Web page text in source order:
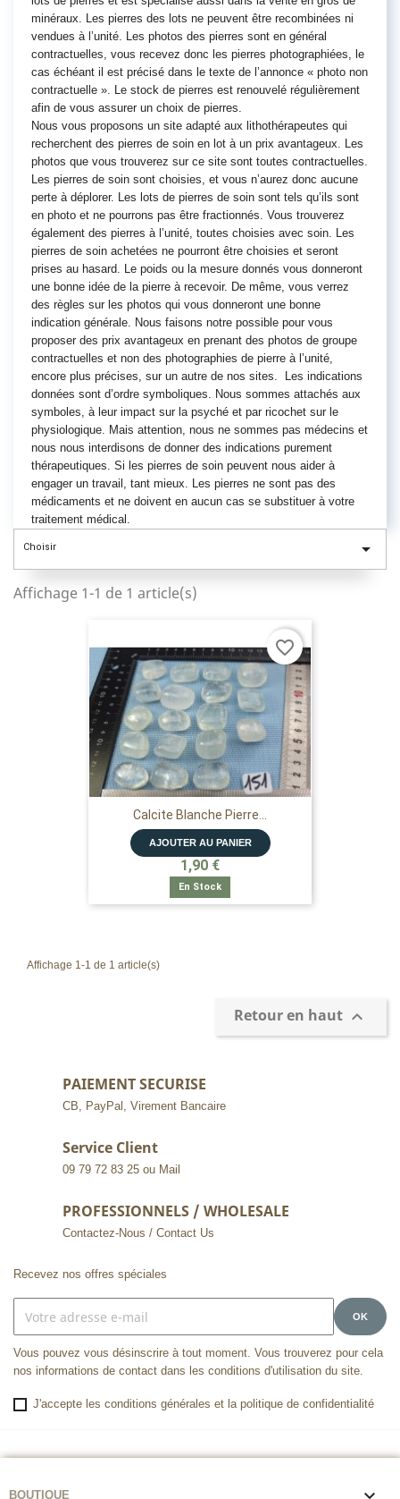
minéraux. Les pierres des lots ne peuvent être recombinées ni
vendues à l’unité. Les photos des pierres sont en général
contractuelles, vous recevez donc les pierres photographiées, le
cas échéant il est précisé dans le texte de l’annonce « photo non
contractuelle ». Le stock de pierres est renouvelé régulièrement
afin de vous assurer un choix de pierres.
Nous vous proposons un site adapté aux lithothérapeutes qui
recherchent des pierres de soin en lot à un prix avantageux. Les
photos que vous trouverez sur ce site sont toutes contractuelles.
Les pierres de soin sont choisies, et vous n’aurez donc aucune
perte à déplorer. Les lots de pierres de soin sont tels qu’ils sont
en photo et ne pourrons pas être fractionnés. Vous trouverez
également des pierres à l’unité, toutes choisies avec soin. Les
pierres de soin achetées ne pourront être choisies et seront
prises au hasard. Le poids ou la mesure donnés vous donneront
une bonne idée de la pierre à recevoir. De même, vous verrez
des règles sur les photos qui vous donneront une bonne
indication générale. Nous faisons notre possible pour vous
proposer des prix avantageux en prenant des photos de groupe
contractuelles et non des photographies de pierre à l’unité,
encore plus précises, sur un autre de nos sites. Les indications
données sont d’ordre symboliques. Nous sommes attachés aux
symboles, à leur impact sur la psyché et par ricochet sur le
physiologique. Mais attention, nous ne sommes pas médecins et
nous nous interdisons de donner des indications purement
thérapeutiques. Si les pierres de soin peuvent nous aider à
engager un travail, tant mieux. Les pierres ne sont pas des
médicaments et ne doivent en aucun cas se substituer à votre
traitement médical.
Choisir 
Affichage 1-1 de 1 article(s)
Calcite Blanche Pierre...
AJOUTER AU PANIER
1,90 €
En Stock
favorite_border
Affichage 1-1 de 1 article(s)
Retour en haut 
PAIEMENT SECURISE
CB, PayPal, Virement Bancaire
Service Client
09 79 72 83 25 ou Mail
PROFESSIONNELS / WHOLESALE
Contactez-Nous / Contact Us
Recevez nos offres spéciales
Vous pouvez vous désinscrire à tout moment. Vous trouverez pour cela
nos informations de contact dans les conditions d'utilisation du site.
J'accepte les conditions générales et la politique de confidentialité
BOUTIQUE